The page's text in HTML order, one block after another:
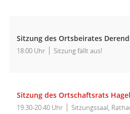
Sitzung des Ortsbeirates
18:00 Uhr Sitzung fällt aus!
Sitzung des Ortschaftsrats
19:30-20:40 Uhr Sitzungssaal,